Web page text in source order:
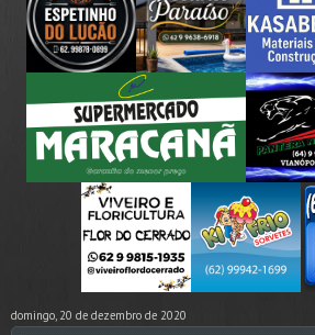
domingo, 20 de dezembro de 2020